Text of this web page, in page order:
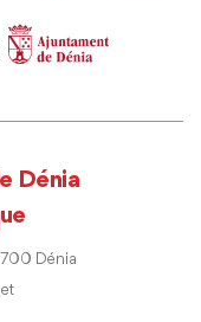
Dénia
Dénia